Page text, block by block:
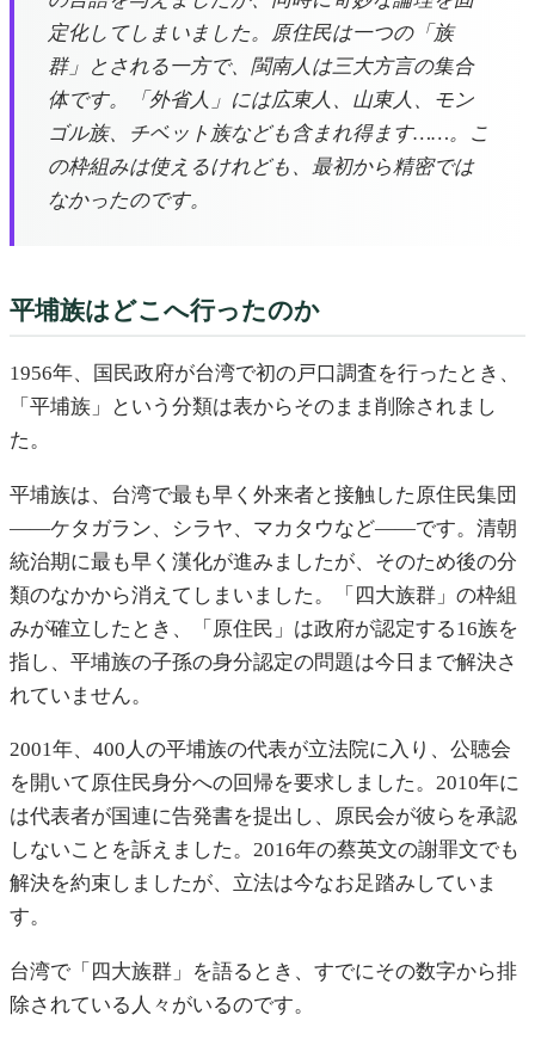
定化してしまいました。原住民は一つの「族
群」とされる一方で、閩南人は三大方言の集合
体です。「外省人」には広東人、山東人、モン
ゴル族、チベット族なども含まれ得ます……。こ
の枠組みは使えるけれども、最初から精密では
なかったのです。
平埔族はどこへ行ったのか
1956年、国民政府が台湾で初の戸口調査を行ったとき、
「平埔族」という分類は表からそのまま削除されまし
た。
平埔族は、台湾で最も早く外来者と接触した原住民集団
——ケタガラン、シラヤ、マカタウなど——です。清朝
統治期に最も早く漢化が進みましたが、そのため後の分
類のなかから消えてしまいました。「四大族群」の枠組
みが確立したとき、「原住民」は政府が認定する16族を
指し、平埔族の子孫の身分認定の問題は今日まで解決さ
れていません。
2001年、400人の平埔族の代表が立法院に入り、公聴会
を開いて原住民身分への回帰を要求しました。2010年に
は代表者が国連に告発書を提出し、原民会が彼らを承認
しないことを訴えました。2016年の蔡英文の謝罪文でも
解決を約束しましたが、立法は今なお足踏みしていま
す。
台湾で「四大族群」を語るとき、すでにその数字から排
除されている人々がいるのです。